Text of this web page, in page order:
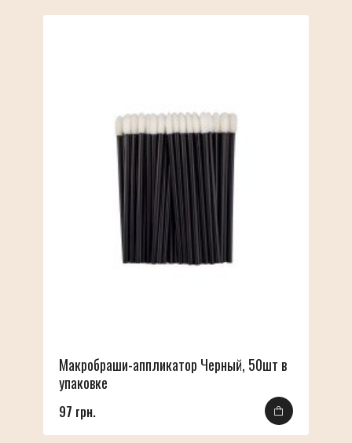
Макробраши-аппликатор Черный, 50шт в
упаковке
97 грн.